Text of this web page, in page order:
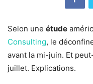
Selon une étude
Consulting, le
avant la mi-juin. Et
juillet. Explications.